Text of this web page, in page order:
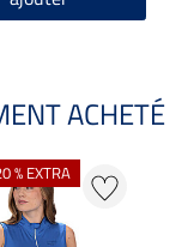
ACHETÉ
% EXTRA